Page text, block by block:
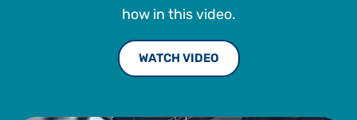
how in this video.
WATCH VIDEO